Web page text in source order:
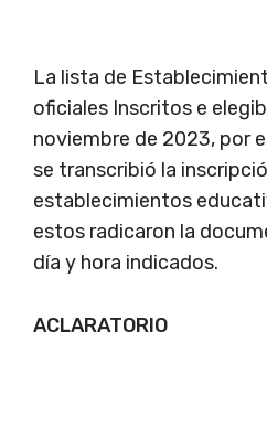
La lista de
oficiales Inscritos e
noviembre de 2023, por
se transcribió la
establecimientos
estos radicaron la
día y hora indicados.
ACLARATORIO